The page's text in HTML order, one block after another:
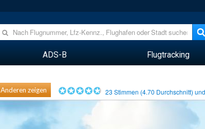
ADS-B Flugtracking
Anderen zeigen 23 Stimmen (4.70 Durchschnitt)